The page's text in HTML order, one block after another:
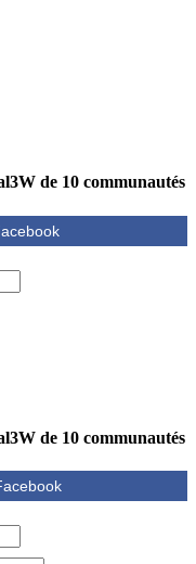
de 10 communautés
de 10 communautés